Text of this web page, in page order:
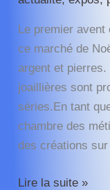
Le premier
ce marché de
argent et
joaillières sont
séries.En tant
chambre des
des créations
Le
Lire la suite »